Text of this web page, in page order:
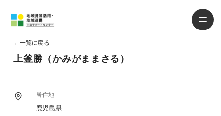
← 一覧に戻る
上釜勝（かみがままさる）
居住地
鹿児島県